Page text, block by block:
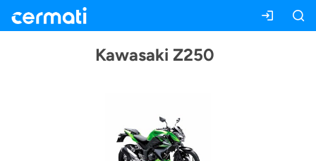
Kawasaki Z250